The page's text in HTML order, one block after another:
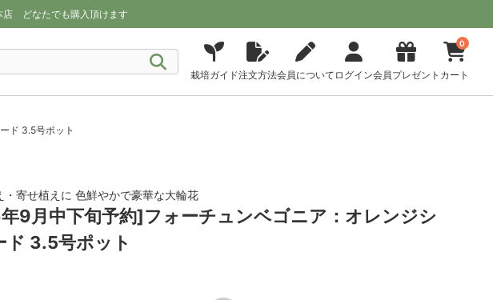
店 どなたでも購入頂けます
栽培ガイド注文方法会員について ログイン会員プレゼント
0
カート
ド 3.5号ポット
・寄せ植えに 色鮮やかで豪華な大輪花
9月中下旬予約]フォーチュンベゴニア：オレンジシ
ド 3.5号ポット